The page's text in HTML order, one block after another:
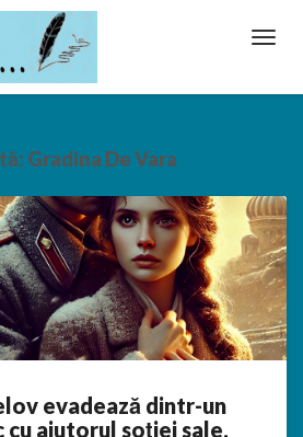
Gradina De Vara
evadează dintr-un
cu ajutorul soției sale,